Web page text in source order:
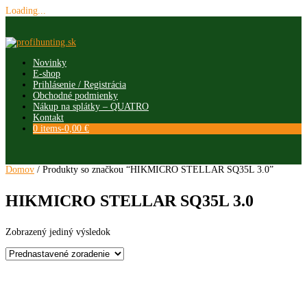
Loading...
content
Novinky
E-shop
Prihlásenie / Registrácia
Obchodné podmienky
Nákup na splátky – QUATRO
Kontakt
0 items-0,00 €
Domov / Produkty so značkou “HIKMICRO STELLAR SQ35L 3.0”
HIKMICRO STELLAR SQ35L 3.0
Zobrazený jediný výsledok